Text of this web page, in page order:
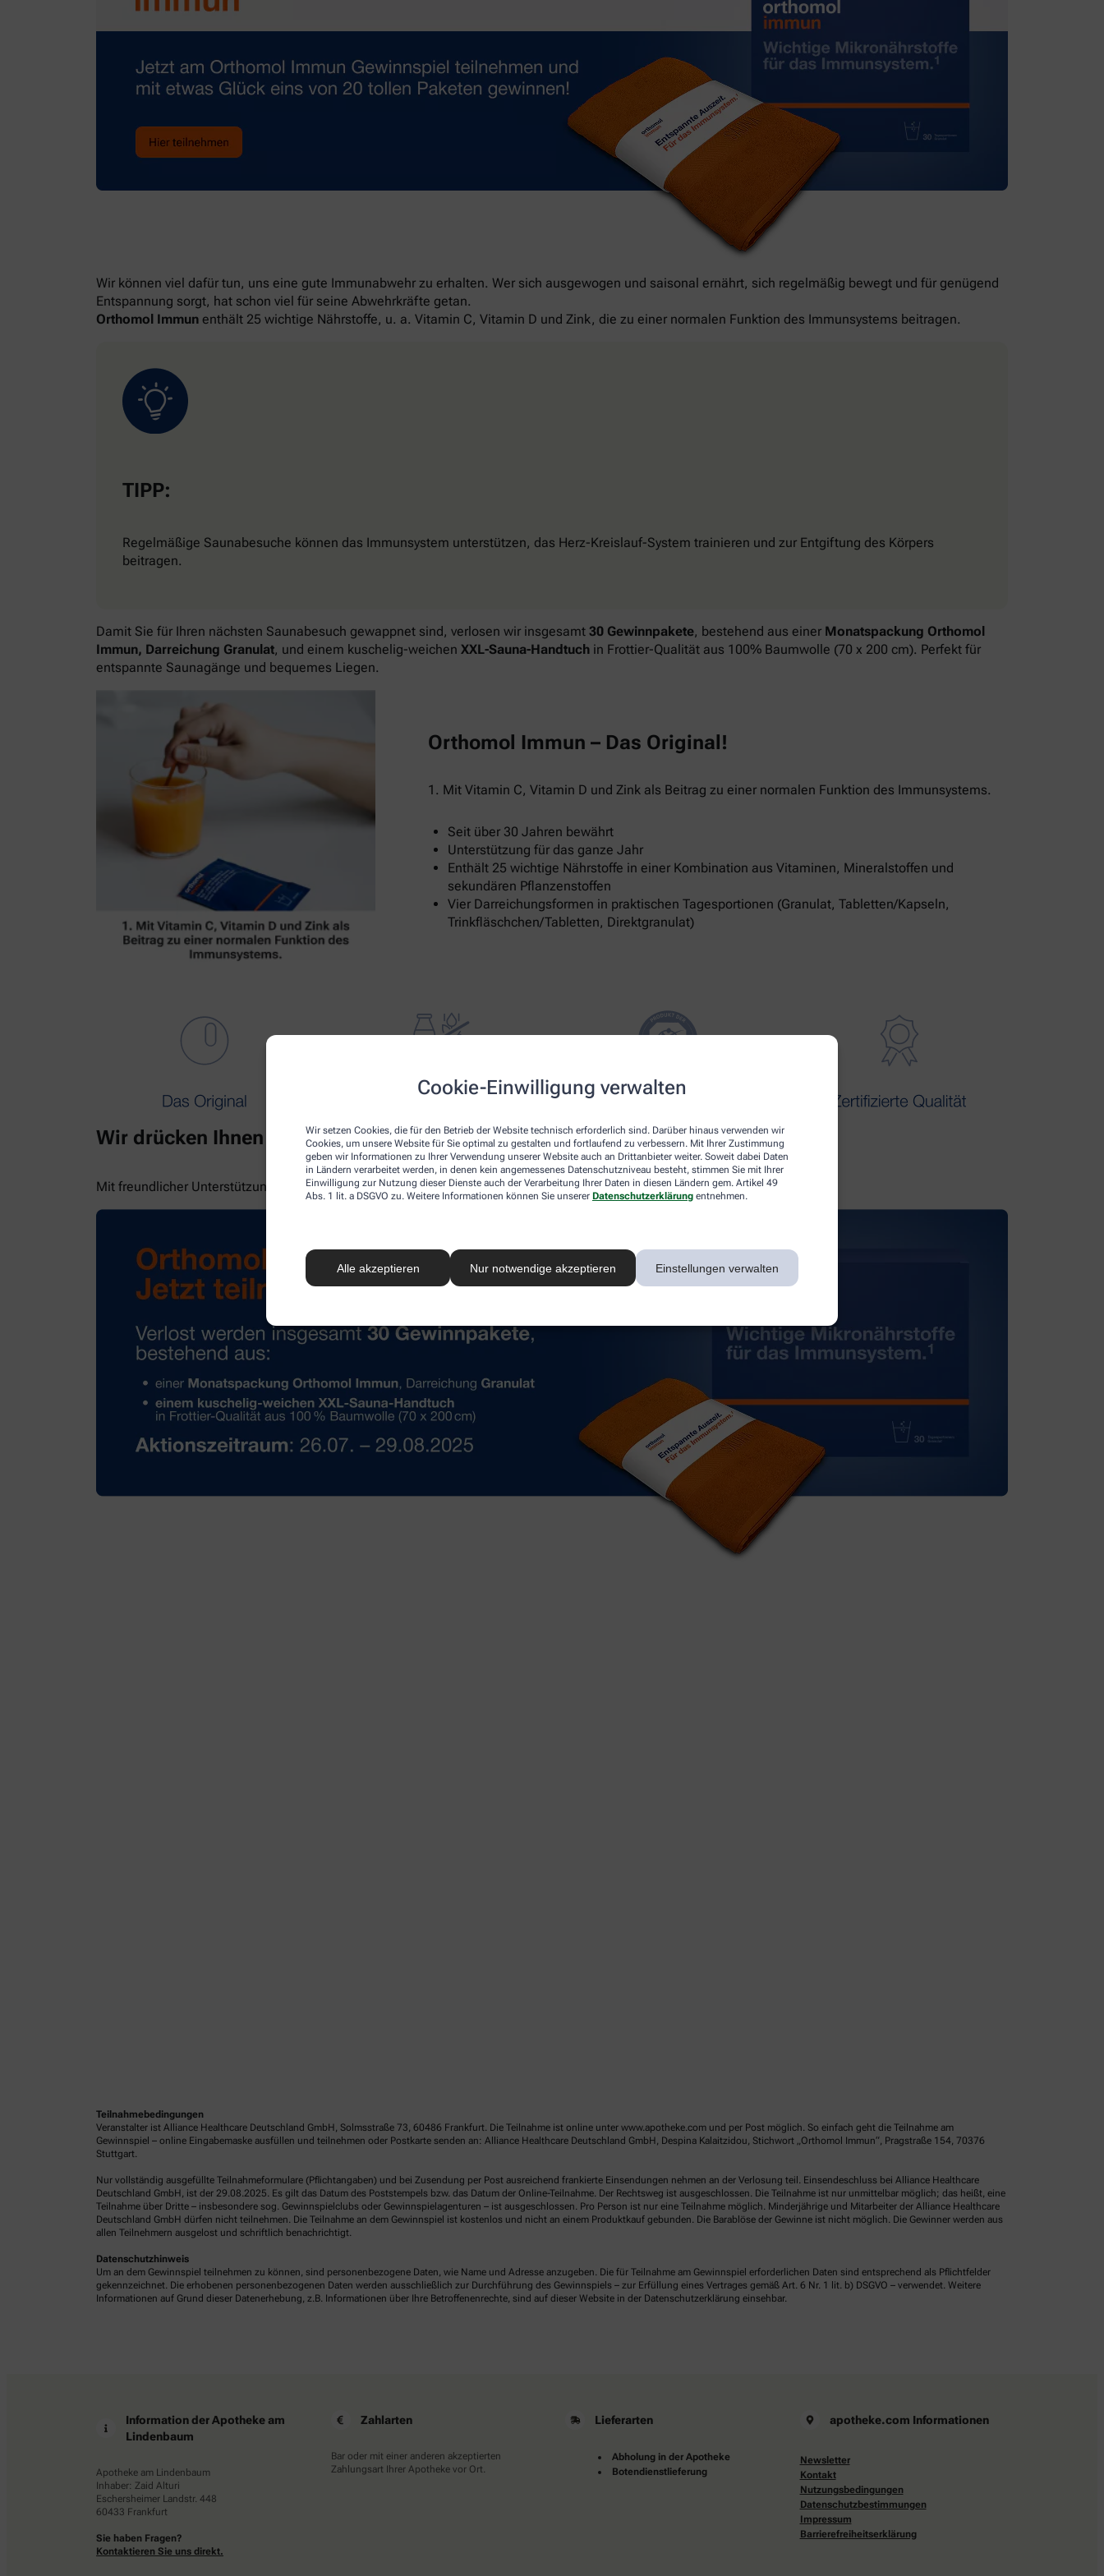
Cookie-Einwilligung verwalten
Wir setzen Cookies, die für den Betrieb der Website technisch erforderlich sind. Darüber hinaus verwenden wir
Cookies, um unsere Website für Sie optimal zu gestalten und fortlaufend zu verbessern. Mit Ihrer Zustimmung
geben wir Informationen zu Ihrer Verwendung unserer Website auch an Drittanbieter weiter. Soweit dabei Daten
in Ländern verarbeitet werden, in denen kein angemessenes Datenschutzniveau besteht, stimmen Sie mit Ihrer
Einwilligung zur Nutzung dieser Dienste auch der Verarbeitung Ihrer Daten in diesen Ländern gem. Artikel 49
Abs. 1 lit. a DSGVO zu. Weitere Informationen können Sie unserer Datenschutzerklärung entnehmen.
Alle akzeptieren Nur notwendige akzeptieren Einstellungen verwalten
Wir können viel dafür tun, uns eine gute Immunabwehr zu erhalten. Wer sich ausgewogen und saisonal ernährt, sich regelmäßig bewegt und für genügend
Entspannung sorgt, hat schon viel für seine Abwehrkräfte getan.
Orthomol Immun enthält 25 wichtige Nährstoffe, u. a. Vitamin C, Vitamin D und Zink, die zu einer normalen Funktion des Immunsystems beitragen.
TIPP:
Regelmäßige Saunabesuche können das Immunsystem unterstützen, das Herz-Kreislauf-System trainieren und zur Entgiftung des Körpers
beitragen.
Damit Sie für Ihren nächsten Saunabesuch gewappnet sind, verlosen wir insgesamt 30 Gewinnpakete, bestehend aus einer Monatspackung Orthomol
Immun, Darreichung Granulat, und einem kuschelig-weichen XXL-Sauna-Handtuch in Frottier-Qualität aus 100% Baumwolle (70 x 200 cm). Perfekt für
entspannte Saunagänge und bequemes Liegen.
Orthomol Immun – Das Original!
1. Mit Vitamin C, Vitamin D und Zink als Beitrag zu einer normalen Funktion des Immunsystems.
Seit über 30 Jahren bewährt
Unterstützung für das ganze Jahr
Enthält 25 wichtige Nährstoffe in einer Kombination aus Vitaminen, Mineralstoffen und
sekundären Pflanzenstoffen
Vier Darreichungsformen in praktischen Tagesportionen (Granulat, Tabletten/Kapseln,
Trinkfläschchen/Tabletten, Direktgranulat)
Wir drücken Ihnen die Daumen und wünschen Ihnen viel Glück!
Mit freundlicher Unterstützung von Orthomol!
Teilnahmebedingungen
Veranstalter ist Alliance Healthcare Deutschland GmbH, Solmsstraße 73, 60486 Frankfurt. Die Teilnahme ist online unter www.apotheke.com und per Post möglich. So einfach geht die Teilnahme am
Gewinnspiel – online Eingabemaske ausfüllen und teilnehmen oder Postkarte senden an: Alliance Healthcare Deutschland GmbH, Despina Kalaitzidou, Stichwort „Orthomol Immun“, Pragstraße 154, 70376
Stuttgart.
Nur vollständig ausgefüllte Teilnahmeformulare (Pflichtangaben) und bei Zusendung per Post ausreichend frankierte Einsendungen nehmen an der Verlosung teil. Einsendeschluss bei Alliance Healthcare
Deutschland GmbH, ist der 29.08.2025. Es gilt das Datum des Poststempels bzw. das Datum der Online-Teilnahme. Der Rechtsweg ist ausgeschlossen. Die Teilnahme ist nur unmittelbar möglich; das heißt, eine
Teilnahme über Dritte – insbesondere sog. Gewinnspielclubs oder Gewinnspielagenturen – ist ausgeschlossen. Pro Person ist nur eine Teilnahme möglich. Minderjährige und Mitarbeiter der Alliance Healthcare
Deutschland GmbH dürfen nicht teilnehmen. Die Teilnahme an dem Gewinnspiel ist kostenlos und nicht an einem Produktkauf gebunden. Die Barablöse der Gewinne ist nicht möglich. Die Gewinner werden aus
allen Teilnehmern ausgelost und schriftlich benachrichtigt.
Datenschutzhinweis
Um an dem Gewinnspiel teilnehmen zu können, sind personenbezogene Daten, wie Name und Adresse anzugeben. Die für Teilnahme am Gewinnspiel erforderlichen Daten sind entsprechend als Pflichtfelder
gekennzeichnet. Die erhobenen personenbezogenen Daten werden ausschließlich zur Durchführung des Gewinnspiels – zur Erfüllung eines Vertrages gemäß Art. 6 Nr. 1 lit. b) DSGVO – verwendet. Weitere
Informationen auf Grund dieser Datenerhebung, z.B. Informationen über Ihre Betroffenenrechte, sind auf dieser Website in der Datenschutzerklärung einsehbar.
Information der Apotheke am
Lindenbaum
Apotheke am Lindenbaum
Inhaber: Zaid Alturi
Eschersheimer Landstr. 448
60433 Frankfurt
Sie haben Fragen?
Kontaktieren Sie uns direkt.
Zahlarten
Bar oder mit einer anderen akzeptierten
Zahlungsart Ihrer Apotheke vor Ort.
Lieferarten
Abholung in der Apotheke
Botendienstlieferung
apotheke.com Informationen
Newsletter
Kontakt
Nutzungsbedingungen
Datenschutzbestimmungen
Impressum
Barrierefreiheitserklärung